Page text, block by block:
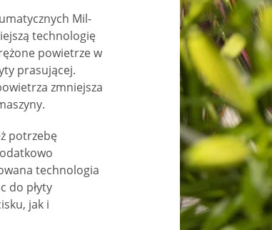
Mil-
technologię
powietrze w
prasującej.
zmniejsza
potrzebę
technologia
do płyty
jak i